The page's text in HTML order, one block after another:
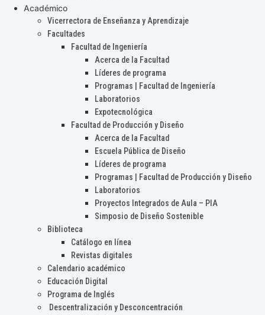
Académico
Vicerrectora de Enseñanza y Aprendizaje
Facultades
Facultad de Ingeniería
Acerca de la Facultad
Líderes de programa
Programas | Facultad de Ingeniería
Laboratorios
Expotecnológica
Facultad de Producción y Diseño
Acerca de la Facultad
Escuela Pública de Diseño
Líderes de programa
Programas | Facultad de Producción y Diseño
Laboratorios
Proyectos Integrados de Aula – PIA
Simposio de Diseño Sostenible
Biblioteca
Catálogo en línea
Revistas digitales
Calendario académico
Educación Digital
Programa de Inglés
Descentralización y Desconcentración